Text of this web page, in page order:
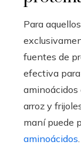
Para
fuentes de
efectiva
aminoácidos
arroz y
maní puede
aminoácidos